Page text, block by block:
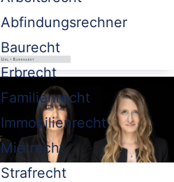
Abfindungsrechner
Baurecht
Erbrecht
Familienrecht
Immobilienrecht
Mietrecht
Strafrecht